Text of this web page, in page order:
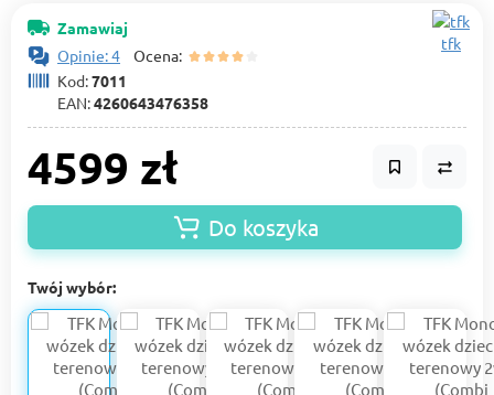
Zamawiaj
Opinie: 4 Ocena:
Kod:7011
EAN:4260643476358
tfk
4599 zł
Do koszyka
Twój wybór: